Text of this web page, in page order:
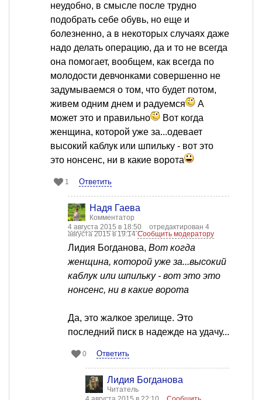
неудобно, в смысле после трудно
подобрать себе обувь, но еще и
болезненно, а в некоторых случаях даже
надо делать операцию, да и то не всегда
она помогает, вообщем, как всегда по
молодости девчонками совершенно не
задумываемся о том, что будет потом,
живем одним днем и радуемся
А
может это и правильно
Вот когда
женщина, которой уже за...одевает
высокий каблук или шпильку - вот это
это нонсенс, ни в какие ворота
1 Ответить
Надя Гаева
Комментатор
4 августа 2015 в 18:50
отредактирован 4
августа 2015 в 19:14Сообщить модератору
Лидия Богданова, Вот когда
женщина, которой уже за...высокий
каблук или шпильку - вот это это
нонсенс, ни в какие ворота
Да, это жалкое зрелище. Это
последний писк в надежде на удачу...
0 Ответить
Лидия Богданова
Читатель